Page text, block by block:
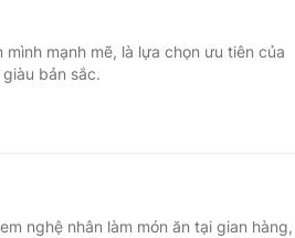
mạnh mẽ, là lựa chọn ưu tiên của
bản sắc.
nghệ nhân làm món ăn tại gian hàng,